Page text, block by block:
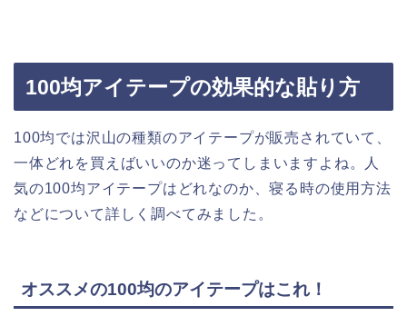
100均アイテープの効果的な貼り方
100均では沢山の種類のアイテープが販売されていて、
一体どれを買えばいいのか迷ってしまいますよね。人
気の100均アイテープはどれなのか、寝る時の使用方法
などについて詳しく調べてみました。
オススメの100均のアイテープはこれ！